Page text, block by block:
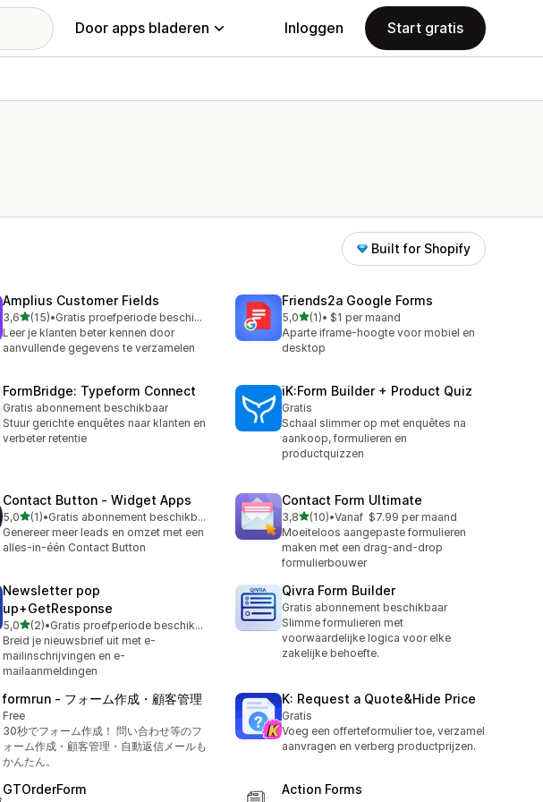
Door apps bladeren Inloggen Start gratis
Built for Shopify
Amplius Customer Fields
3,6van 5 sterren
(15)
15 recensies in totaal
•
Gratis proefperiode beschikbaar
Leer je klanten beter kennen door
aanvullende gegevens te verzamelen
Friends2a Google Forms
5,0van 5 sterren
(1)
1 recensies in totaal
• $1 per maand
Aparte iframe-hoogte voor mobiel en
desktop
FormBridge: Typeform Connect
Gratis abonnement beschikbaar
Stuur gerichte enquêtes naar klanten en
verbeter retentie
iK:Form Builder + Product Quiz
Gratis
Schaal slimmer op met enquêtes na
aankoop, formulieren en
productquizzen
Contact Button ‑ Widget Apps
5,0van 5 sterren
(1)
1 recensies in totaal
•
Gratis abonnement beschikbaar
Genereer meer leads en omzet met een
alles-in-één Contact Button
Contact Form Ultimate
3,8van 5 sterren
(10)
10 recensies in totaal
•Vanaf $7.99 per maand
Moeiteloos aangepaste formulieren
maken met een drag-and-drop
formulierbouwer
Newsletter pop
up+GetResponse
5,0van 5 sterren
(2)
2 recensies in totaal
•
Gratis proefperiode beschikbaar
Breid je nieuwsbrief uit met e-
mailinschrijvingen en e-
mailaanmeldingen
Qivra Form Builder
Gratis abonnement beschikbaar
Slimme formulieren met
voorwaardelijke logica voor elke
zakelijke behoefte.
formrun ‑ フォーム作成・顧客管理
Free
30秒でフォーム作成！ 問い合わせ等のフ
ォーム作成・顧客管理・自動返信メールも
かんたん。
K: Request a Quote&Hide Price
Gratis
Voeg een offerteformulier toe, verzamel
aanvragen en verberg productprijzen.
GTOrderForm Action Forms